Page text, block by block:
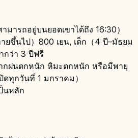
มารถอยู่บนยอดเขาได้ถึง 16:30）
ขึ้นไป）800 เยน, เด็ก（4 ปี–มัธยม
กว่า 3 ปีฟรี
กฝนตกหนัก หิมะตกหนัก หรือมีพายุ
ทุกวันที่ 1 มกราคม）
นหลัก